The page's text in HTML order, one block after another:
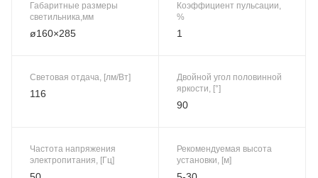
Габаритные размеры
светильника,мм
ø160×285
Коэффициент пульсации,
%
1
Световая отдача, [лм/Вт]
116
Двойной угол половинной
яркости, [°]
90
Частота напряжения
электропитания, [Гц]
Рекомендуемая высота
установки, [м]